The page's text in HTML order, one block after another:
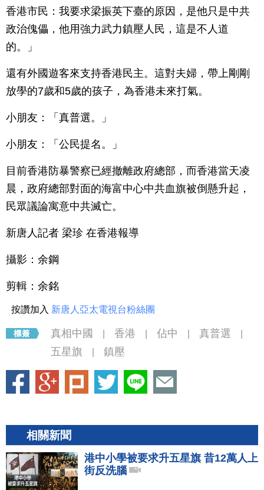
香港市民：我要求梁振英下臺的原因，是他只是中共
政治傀儡，他用強力武力鎮壓人民，這是不人道
的。」
還有外國遊客來支持香港民主。這對夫婦，帶上剛剛
放學的7歲和5歲的孩子，為香港未來打氣。
小朋友：「真普選。」
小朋友：「公民提名。」
目前香港防暴警察已經撤離政府總部，而香港當天凌
晨，政府總部對面的海富中心中共血旗被倒懸升起，
民眾議論寓意中共滅亡。
新唐人記者 梁珍 在香港報導
攝影：余鋼
剪輯：余銘
按讚加入 新唐人亞太電視台粉絲團
真相中國 香港 佔中 真普選
五星旗 鎮壓
相關新聞
港中小學被要求升五星旗 昔12萬人上
街反洗腦